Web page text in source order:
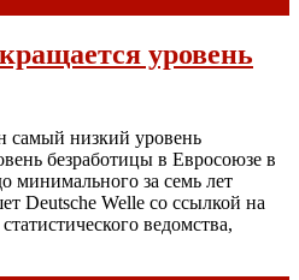
уровень
самый низкий уровень
безработицы в Евросоюзе в
минимального за семь лет
Deutsche Welle со ссылкой на
ведомства,